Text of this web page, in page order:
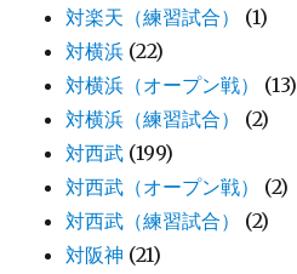
対楽天（練習試合）
(1)
対横浜 (22)
対横浜（オープン戦）
(13)
対横浜（練習試合）
(2)
対西武 (199)
対西武（オープン戦）
(2)
対西武（練習試合）
(2)
対阪神 (21)